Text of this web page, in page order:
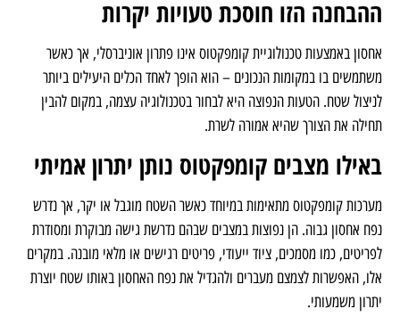
לא כל פתרון מתאים לכל מצב, ודווקא
ההבחנה הזו חוסכת טעויות יקרות
אחסון באמצעות טכנולוגיית קומפקטוס אינו פתרון אוניברסלי, אך כאשר
משתמשים בו במקומות הנכונים – הוא הופך לאחד הכלים היעילים ביותר
תחילה את הצורך שהיא אמורה לשרת.
באילו מצבים קומפקטוס נותן יתרון אמיתי
מערכות קומפקטוס מתאימות במיוחד כאשר השטח מוגבל או יקר, אך נדרש
נפח אחסון גבוה. הן נפוצות במצבים שבהם נדרשת גישה מבוקרת ומסודרת
לפריטים, כמו מסמכים, ציוד ייעודי, פריטים רגישים או מלאי מובנה. במקרים